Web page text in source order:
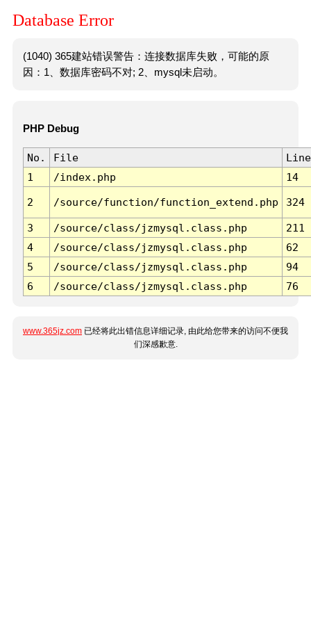
Database Error
(1040) 365建站错误警告：连接数据库失败，可能的原
因：1、数据库密码不对; 2、mysql未启动。
PHP Debug
No. File
Line
1
/index.php 14
2 /source/function/function_extend.php 324
3 /source/class/jzmysql.class.php
211
4
/source/class/jzmysql.class.php
62
5
/source/class/jzmysql.class.php
94
6
/source/class/jzmysql.class.php 76
www.365jz.com 已经将此出错信息详细记录, 由此给您带来的访问不便我
们深感歉意.